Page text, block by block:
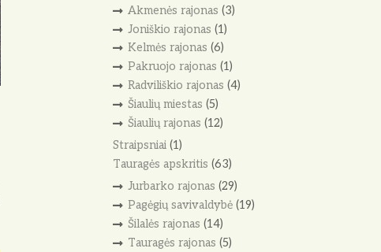
Akmenės rajonas (3)
Joniškio rajonas (1)
Kelmės rajonas (6)
Pakruojo rajonas (1)
Radviliškio rajonas (4)
Šiaulių miestas (5)
Šiaulių rajonas (12)
Straipsniai (1)
Tauragės apskritis (63)
Jurbarko rajonas (29)
Pagėgių savivaldybė(19)
Šilalės rajonas (14)
Tauragės rajonas (5)